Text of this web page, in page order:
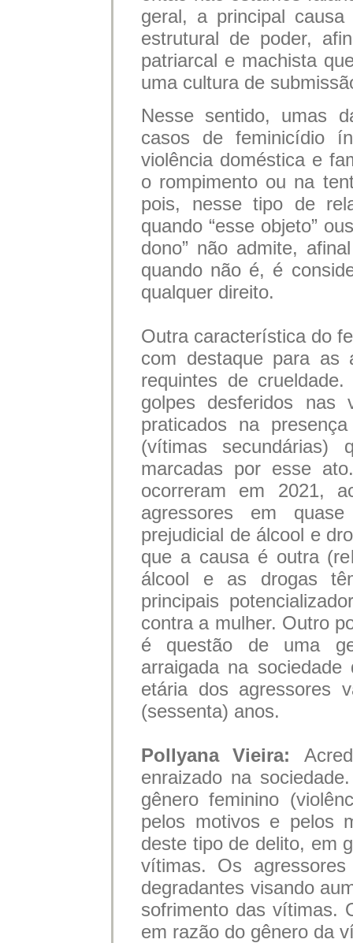
geral, a principal
estrutural de poder,
patriarcal e machista
uma cultura de
Nesse sentido, umas
casos de feminicídio
violência doméstica e
o rompimento ou na
pois, nesse tipo de
quando “esse objeto”
dono” não admite,
quando não é, é
qualquer direito.
Outra característica do
com destaque para as
requintes de
golpes desferidos nas
praticados na
(vítimas secundárias)
marcadas por esse
ocorreram em 2021,
agressores em
prejudicial de álcool e
que a causa é outra
álcool e as drogas
principais
contra a mulher. Outro
é questão de uma
arraigada na
etária dos agressores
(sessenta) anos.
Pollyana Vieira:
enraizado na
gênero feminino
pelos motivos e pelos
deste tipo de delito, em
vítimas. Os
degradantes visando
sofrimento das vítimas.
em razão do gênero da